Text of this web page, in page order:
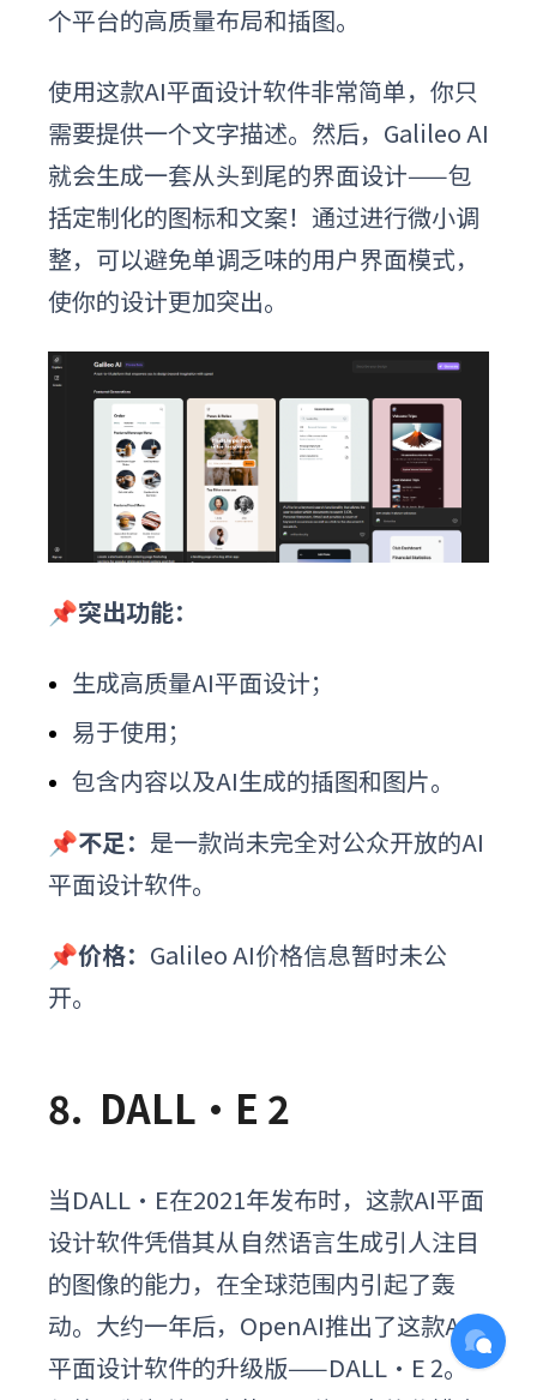
个平台的高质量布局和插图。
使用这款AI平面设计软件非常简单，你只
需要提供一个文字描述。然后，Galileo AI
就会生成一套从头到尾的界面设计——包
括定制化的图标和文案！通过进行微小调
整，可以避免单调乏味的用户界面模式，
使你的设计更加突出。
📌突出功能：
生成高质量AI平面设计；
易于使用；
包含内容以及AI生成的插图和图片。
📌不足： 是一款尚未完全对公众开放的AI
平面设计软件。
📌价格： Galileo AI价格信息暂时未公
开。
8. DALL•E 2
当DALL·E在2021年发布时，这款AI平面
设计软件凭借其从自然语言生成引人注目
的图像的能力，在全球范围内引起了轰
动。大约一年后，OpenAI推出了这款AI
平面设计软件的升级版——DALL·E 2。